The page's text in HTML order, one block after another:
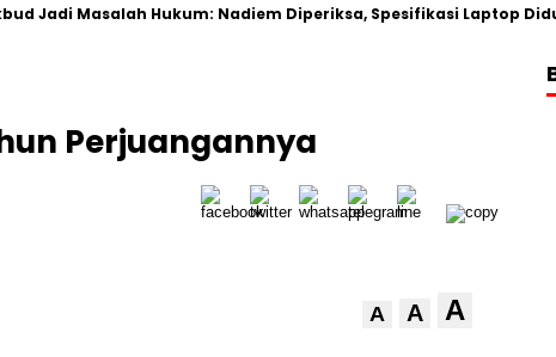
Masalah Hukum: Nadiem Diperiksa, Spesifikasi Laptop Diduga
Perjuangannya
A A A